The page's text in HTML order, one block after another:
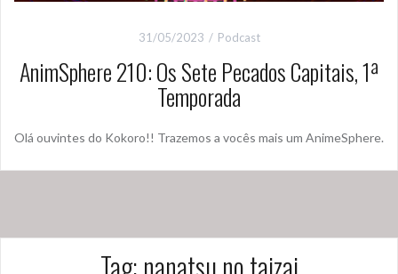
31/05/2023 Podcast
AnimSphere 210: Os Sete Pecados Capitais, 1ª
Temporada
Olá ouvintes do Kokoro!! Trazemos a vocês mais um AnimeSphere.